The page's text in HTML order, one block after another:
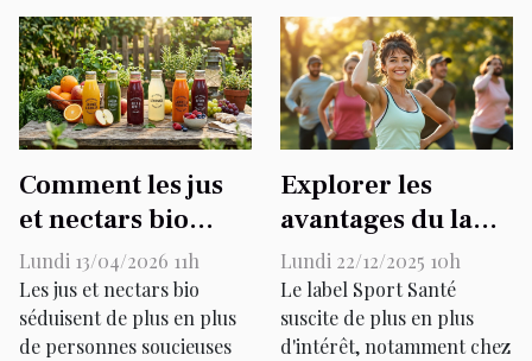
Comment les jus
et nectars bio
améliorent-ils
votre santé
quotidienne ?
Lundi 13/04/2026 11h
Les jus et nectars bio
séduisent de plus en plus
de personnes soucieuses
Explorer les
avantages du label
Sport Santé pour
les maladies
chroniques
Lundi 22/12/2025 10h
Le label Sport Santé
suscite de plus en plus
d'intérêt, notamment chez